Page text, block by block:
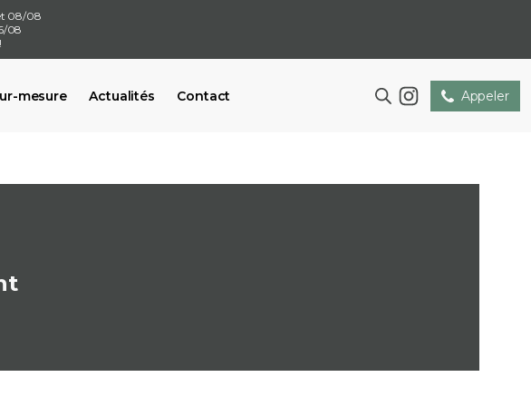
08/08
08
mesure Actualités Contact Appeler